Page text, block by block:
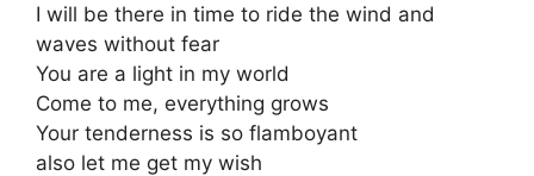
I will be there in time to ride the wind and
waves without fear
You are a light in my world
Come to me, everything grows
Your tenderness is so flamboyant
also let me get my wish